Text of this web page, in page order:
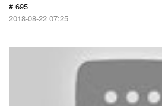
# 695
2018-08-22 07:25